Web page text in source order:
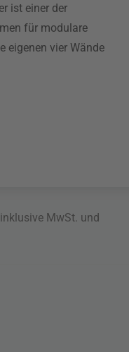
ist einer der
für modulare
eigenen vier Wände
MwSt. und